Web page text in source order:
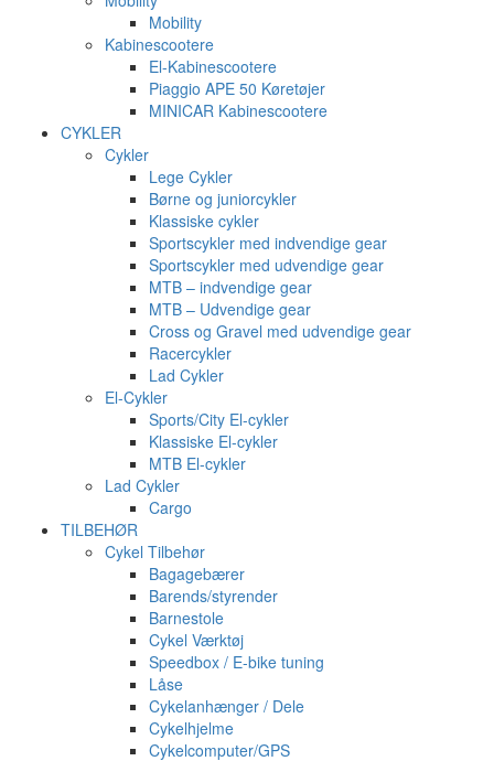
Mobility
Kabinescootere
El-Kabinescootere
Piaggio APE 50 Køretøjer
MINICAR Kabinescootere
CYKLER
Cykler
Lege Cykler
Børne og juniorcykler
Klassiske cykler
Sportscykler med indvendige gear
Sportscykler med udvendige gear
MTB – indvendige gear
MTB – Udvendige gear
Cross og Gravel med udvendige gear
Racercykler
Lad Cykler
El-Cykler
Sports/City El-cykler
Klassiske El-cykler
MTB El-cykler
Lad Cykler
Cargo
TILBEHØR
Cykel Tilbehør
Bagagebærer
Barends/styrender
Barnestole
Cykel Værktøj
Speedbox / E-bike tuning
Låse
Cykelanhænger / Dele
Cykelhjelme
Cykelcomputer/GPS